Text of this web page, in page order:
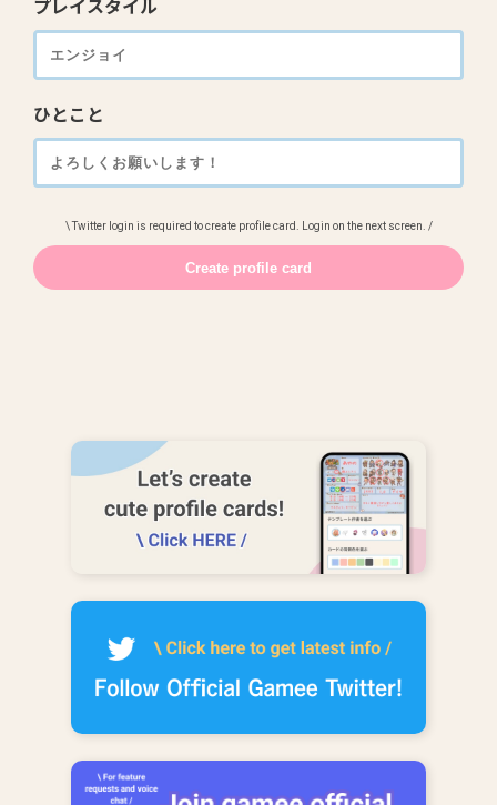
プレイスタイル
ひとこと
\ Twitter login is required to create profile card. Login on the next screen. /